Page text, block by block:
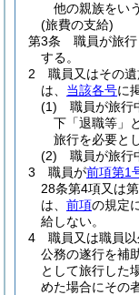
他の親族をいう
(旅費の支給)
第3条
職員が旅
する。
2
職員又はその
は、 当該各号に
(1)
職員が旅行
下「退職等」
旅行を必要と
(2)
職員が旅行
3
職員が前項第1
28条第4項又は
は、 前項の規定
給しない。
4
職員又は職員
公務の遂行を補
として旅行した
めた場合にその